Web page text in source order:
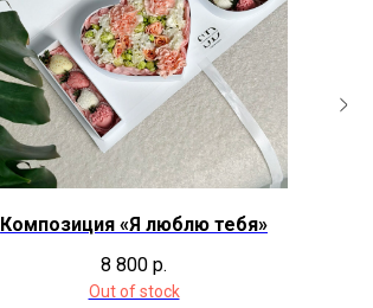
Композиция «Я люблю тебя»
8 800 р.
Out of stock